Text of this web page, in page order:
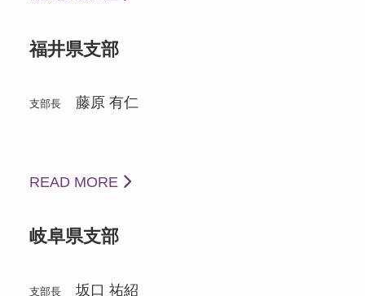
福井県支部
支部長藤原 有仁
READ MORE
岐阜県支部
支部長坂口 祐紹